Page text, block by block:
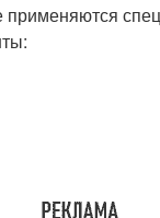
применяются